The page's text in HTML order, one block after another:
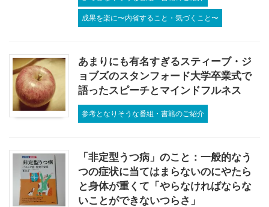
成果を楽に〜内省すること・気づくこと〜
あまりにも有名すぎるスティーブ・ジ
ョブズのスタンフォード大学卒業式で
語ったスピーチとマインドフルネス
参考となりそうな番組・書籍のご紹介
「非定型うつ病」のこと：一般的なう
つの症状に当てはまらないのにやたら
と身体が重くて「やらなければならな
いことができないつらさ」